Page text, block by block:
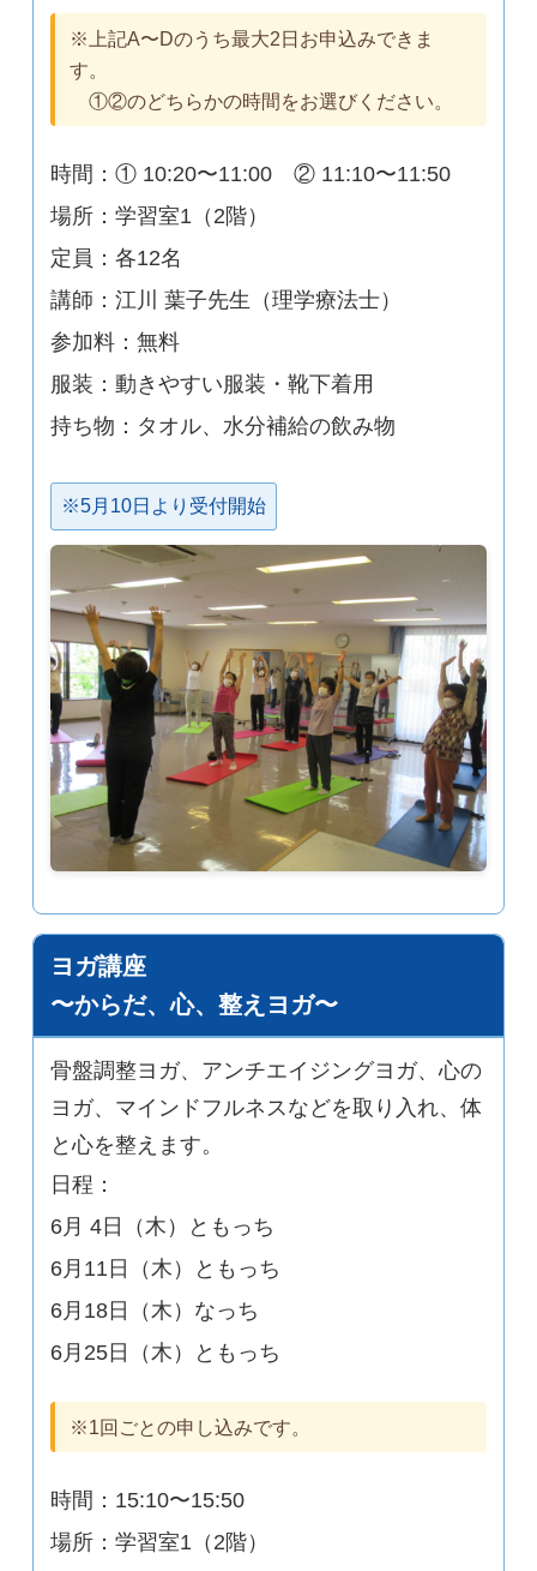
※上記A〜Dのうち最大2日お申込みできま
す。
①②のどちらかの時間をお選びください。
時間：① 10:20〜11:00 ② 11:10〜11:50
場所：学習室1（2階）
定員：各12名
講師：江川 葉子先生（理学療法士）
参加料：無料
服装：動きやすい服装・靴下着用
持ち物：タオル、水分補給の飲み物
※5月10日より受付開始
ヨガ講座
〜からだ、心、整えヨガ〜
骨盤調整ヨガ、アンチエイジングヨガ、心の
ヨガ、マインドフルネスなどを取り入れ、体
と心を整えます。
日程：
6月 4日（木）ともっち
6月11日（木）ともっち
6月18日（木）なっち
6月25日（木）ともっち
※1回ごとの申し込みです。
時間：15:10〜15:50
場所：学習室1（2階）